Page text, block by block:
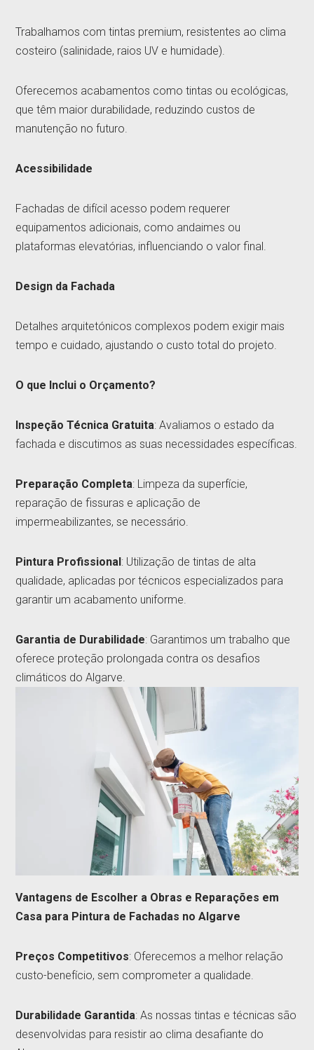
Trabalhamos com tintas premium, resistentes ao clima
costeiro (salinidade, raios UV e humidade).
Oferecemos acabamentos como tintas ou ecológicas,
que têm maior durabilidade, reduzindo custos de
manutenção no futuro.
Acessibilidade
Fachadas de difícil acesso podem requerer
equipamentos adicionais, como andaimes ou
plataformas elevatórias, influenciando o valor final.
Design da Fachada
Detalhes arquitetónicos complexos podem exigir mais
tempo e cuidado, ajustando o custo total do projeto.
O que Inclui o Orçamento?
Inspeção Técnica Gratuita: Avaliamos o estado da
fachada e discutimos as suas necessidades específicas.
Preparação Completa: Limpeza da superfície,
reparação de fissuras e aplicação de
impermeabilizantes, se necessário.
Pintura Profissional : Utilização de tintas de alta
qualidade, aplicadas por técnicos especializados para
garantir um acabamento uniforme.
Garantia de Durabilidade: Garantimos um trabalho que
oferece proteção prolongada contra os desafios
climáticos do Algarve.
Vantagens de Escolher a Obras e Reparações em
Casa para Pintura de Fachadas no Algarve
Preços Competitivos: Oferecemos a melhor relação
custo-benefício, sem comprometer a qualidade.
Durabilidade Garantida: As nossas tintas e técnicas são
desenvolvidas para resistir ao clima desafiante do